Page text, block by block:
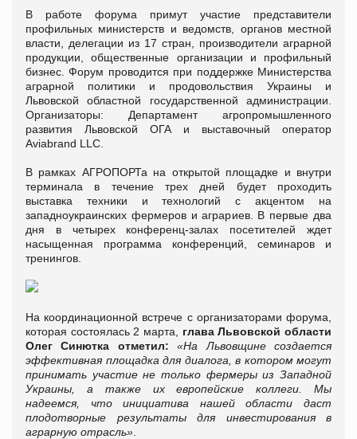
В работе форума примут участие представители
профильных министерств и ведомств, органов местной
власти, делегации из 17 стран, производители аграрной
продукции, общественные организации и профильный
бизнес. Форум проводится при поддержке Министерства
аграрной политики и продовольствия Украины и
Львовской областной государственной администрации.
Организаторы: Департамент агропромышленного
развития Львовской ОГА и выставочный оператор
Aviabrand LLC.
В рамках АГРОПОРТа на открытой площадке и внутри
терминала в течение трех дней будет проходить
выставка техники и технологий с акцентом на
западноукраинских фермеров и аграриев. В первые два
дня в четырех конференц-залах посетителей ждет
насыщенная программа конференций, семинаров и
тренингов.
На координационной встрече с организаторами форума,
которая состоялась 2 марта, глава Львовской области
Олег Синютка отметил:
«На Львовщине создается
эффективная площадка для диалога, в котором могут
принимать участие не только фермеры из Западной
Украины, а также их европейские коллеги. Мы
надеемся, что инициатива нашей области даст
плодотворные результаты для инвестирования в
аграрную отрасль»